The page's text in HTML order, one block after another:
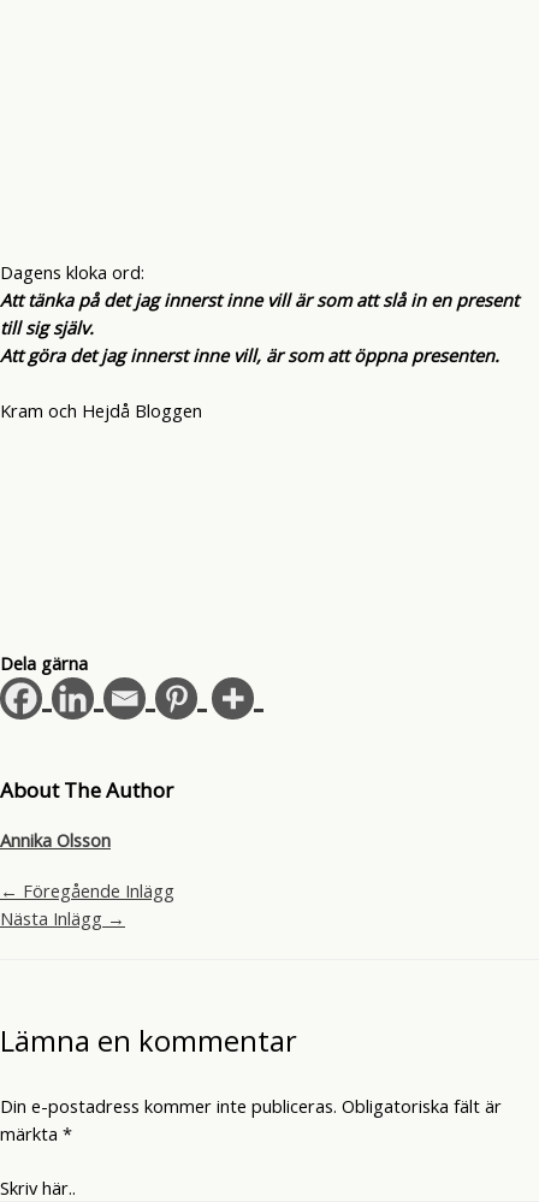
Dagens kloka ord:
Att tänka på det jag innerst inne vill är som att slå in en present
till sig själv.
Att göra det jag innerst inne vill, är som att öppna presenten.
Kram och Hejdå Bloggen
Dela gärna
About The Author
Annika Olsson
← Föregående Inlägg
Nästa Inlägg →
Lämna en kommentar
Din e-postadress kommer inte publiceras. Obligatoriska fält är
märkta *
Skriv här..